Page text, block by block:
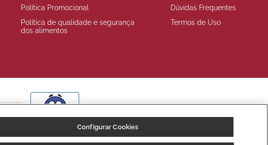
Política Promocional
Dúvidas Frequentes
Política de qualidade e segurança
dos alimentos
Termos de Uso
Configurar Cookies